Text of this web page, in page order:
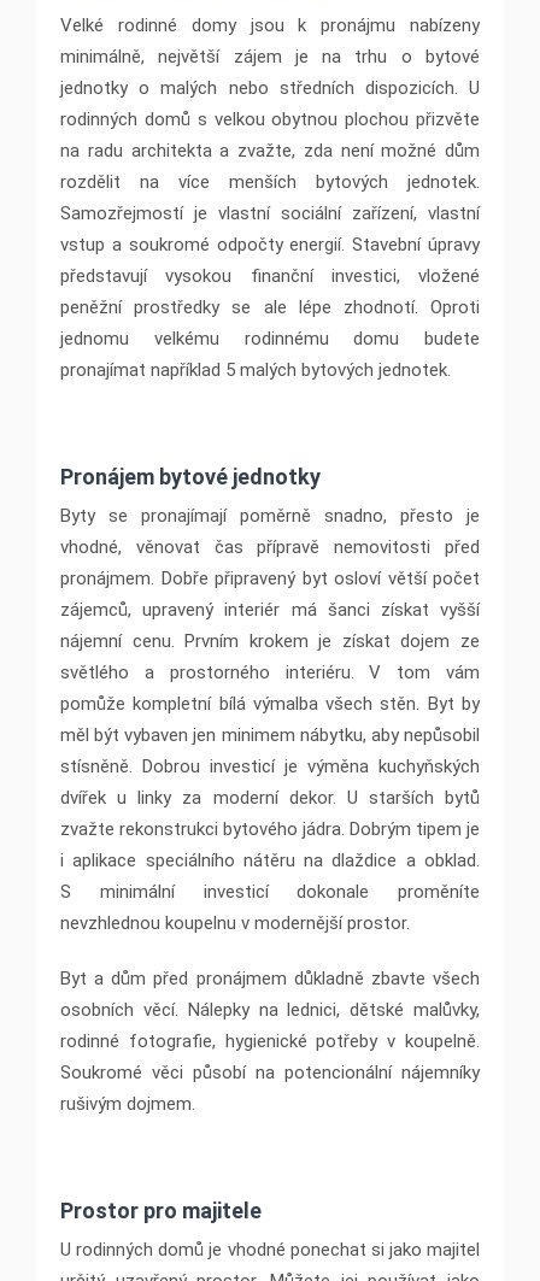
Velké rodinné domy jsou k pronájmu nabízeny
minimálně, největší zájem je na trhu o bytové
jednotky o malých nebo středních dispozicích. U
rodinných domů s velkou obytnou plochou přizvěte
na radu architekta a zvažte, zda není možné dům
rozdělit na více menších bytových jednotek.
Samozřejmostí je vlastní sociální zařízení, vlastní
vstup a soukromé odpočty energií. Stavební úpravy
představují vysokou finanční investici, vložené
peněžní prostředky se ale lépe zhodnotí. Oproti
jednomu velkému rodinnému domu budete
pronajímat například 5 malých bytových jednotek.
Pronájem bytové jednotky
Byty se pronajímají poměrně snadno, přesto je
vhodné, věnovat čas přípravě nemovitosti před
pronájmem. Dobře připravený byt osloví větší počet
zájemců, upravený interiér má šanci získat vyšší
nájemní cenu. Prvním krokem je získat dojem ze
světlého a prostorného interiéru. V tom vám
pomůže kompletní bílá výmalba všech stěn. Byt by
měl být vybaven jen minimem nábytku, aby nepůsobil
stísněně. Dobrou investicí je výměna kuchyňských
dvířek u linky za moderní dekor. U starších bytů
zvažte rekonstrukci bytového jádra. Dobrým tipem je
i aplikace speciálního nátěru na dlaždice a obklad.
S minimální investicí dokonale proměníte
nevzhlednou koupelnu v modernější prostor.
Byt a dům před pronájmem důkladně zbavte všech
osobních věcí. Nálepky na lednici, dětské malůvky,
rodinné fotografie, hygienické potřeby v koupelně.
Soukromé věci působí na potencionální nájemníky
rušivým dojmem.
Prostor pro majitele
U rodinných domů je vhodné ponechat si jako majitel